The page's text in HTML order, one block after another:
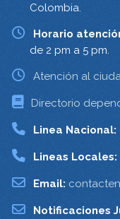
Colombia.
Horario
de 2 pm a 5 pm.
Atención al
Directorio
Linea Nacional:
Lineas Locales:
Email:
Notificaciones